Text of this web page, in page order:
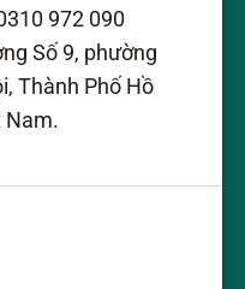
lớp phủ siêu âm
là một bộ dò siêu
972 090
Số 9, phường
Thành Phố Hồ
Nam.